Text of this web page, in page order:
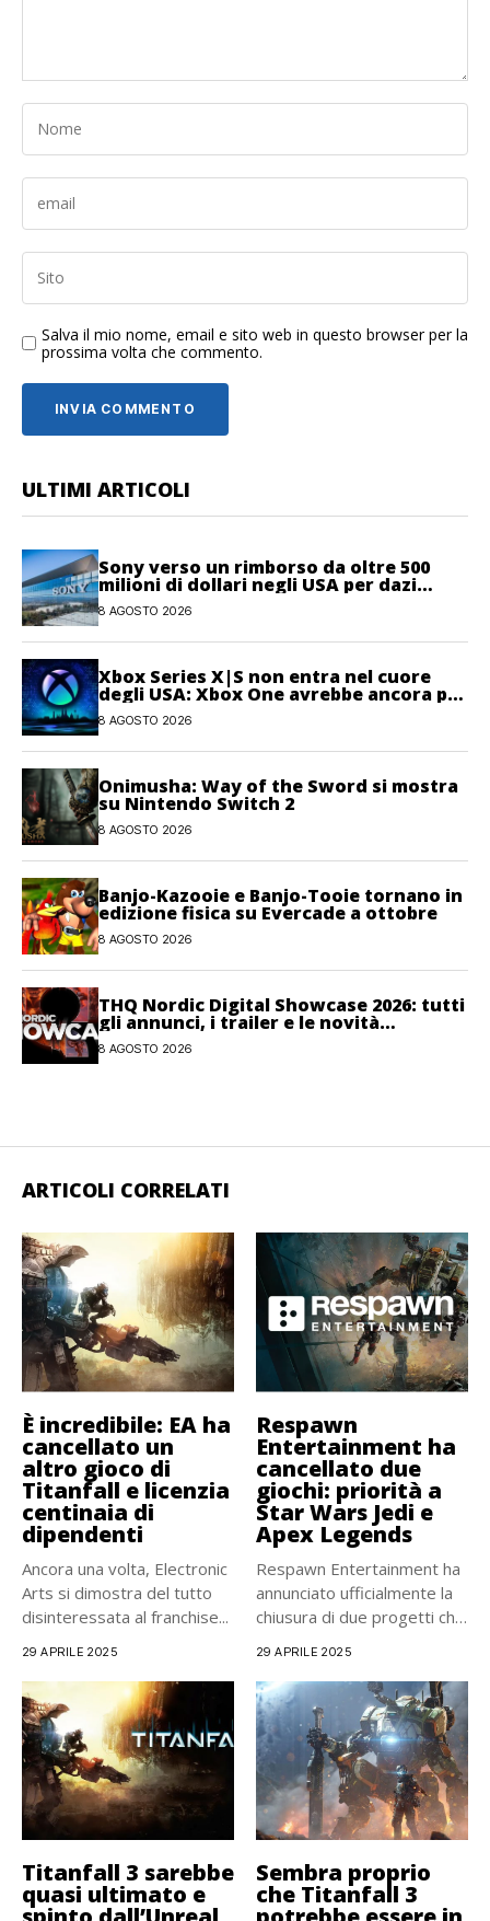
Salva il mio nome, email e sito web in questo browser per la
prossima volta che commento.
ULTIMI ARTICOLI
Sony verso un rimborso da oltre 500
milioni di dollari negli USA per dazi
illegittimi
8 AGOSTO 2026
Xbox Series X|S non entra nel cuore
degli USA: Xbox One avrebbe ancora più
giocatori attivi
8 AGOSTO 2026
Onimusha: Way of the Sword si mostra
su Nintendo Switch 2
8 AGOSTO 2026
Banjo-Kazooie e Banjo-Tooie tornano in
edizione fisica su Evercade a ottobre
8 AGOSTO 2026
THQ Nordic Digital Showcase 2026: tutti
gli annunci, i trailer e le novità
dell’evento
8 AGOSTO 2026
ARTICOLI CORRELATI
È incredibile: EA ha
cancellato un
altro gioco di
Titanfall e licenzia
centinaia di
dipendenti
Ancora una volta, Electronic
Arts si dimostra del tutto
disinteressata al franchise...
29 APRILE 2025
Respawn
Entertainment ha
cancellato due
giochi: priorità a
Star Wars Jedi e
Apex Legends
Respawn Entertainment ha
annunciato ufficialmente la
chiusura di due progetti che
29 APRILE 2025
Titanfall 3 sarebbe
quasi ultimato e
Sembra proprio
che Titanfall 3